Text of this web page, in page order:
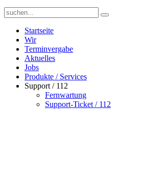
Startseite
Wir
Terminvergabe
Aktuelles
Jobs
Produkte / Services
Support / 112
Fernwartung
Support-Ticket / 112